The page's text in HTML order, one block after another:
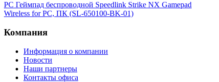
PC Геймпад беспроводной Speedlink Strike NX Gamepad
Wireless for PC, ПК (SL-650100-BK-01)
Компания
Информация о компании
Новости
Наши партнеры
Контакты офиса